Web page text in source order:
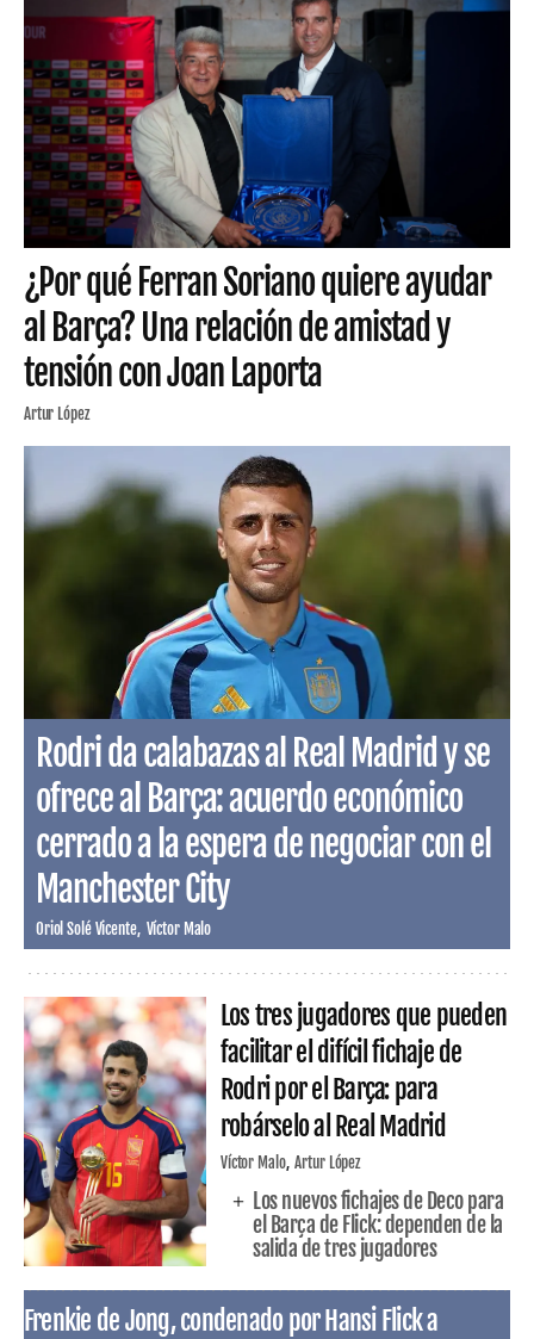
¿Por qué Ferran Soriano quiere ayudar
al Barça? Una relación de amistad y
tensión con Joan Laporta
Artur López
Rodri da calabazas al Real Madrid y se
ofrece al Barça: acuerdo económico
cerrado a la espera de negociar con el
Manchester City
Oriol Solé Vicente Víctor Malo
Los tres jugadores que pueden
facilitar el difícil fichaje de
Rodri por el Barça: para
robárselo al Real Madrid
Víctor Malo Artur López
Los nuevos fichajes de Deco para
el Barça de Flick: dependen de la
salida de tres jugadores
Frenkie de Jong, condenado por Hansi Flick a